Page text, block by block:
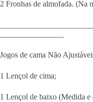
2 Fronhas de almofada. (Na
Jogos de cama Não
1 Lençol de cima;
1 Lençol de baixo (Medida